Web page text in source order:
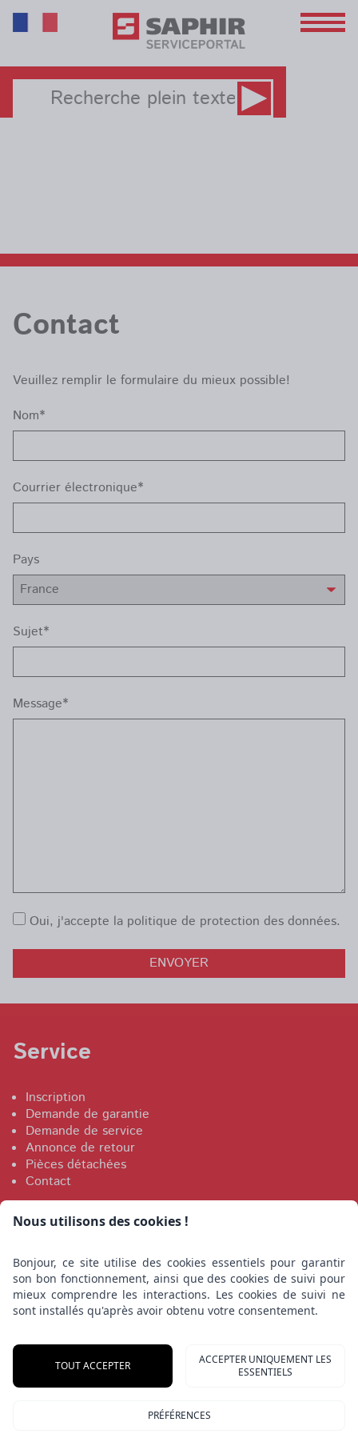
Contact
Veuillez remplir le formulaire du mieux possible!
Nom*
Courrier électronique*
Pays
Sujet*
Message*
Oui, j'accepte la politique de protection des données.
Service
Inscription
Demande de garantie
Demande de service
Annonce de retour
Pièces détachées
Contact
Mentions légales
Impression
Conditions
Privacy
Saphir Maschinenbau GmbH
Wichernstraße 1
Nous utilisons des cookies !
Bonjour, ce site utilise des cookies essentiels pour garantir
son bon fonctionnement, ainsi que des cookies de suivi pour
mieux comprendre les interactions. Les cookies de suivi ne
sont installés qu'après avoir obtenu votre consentement.
TOUT ACCEPTER
ACCEPTER UNIQUEMENT LES
ESSENTIELS
PRÉFÉRENCES